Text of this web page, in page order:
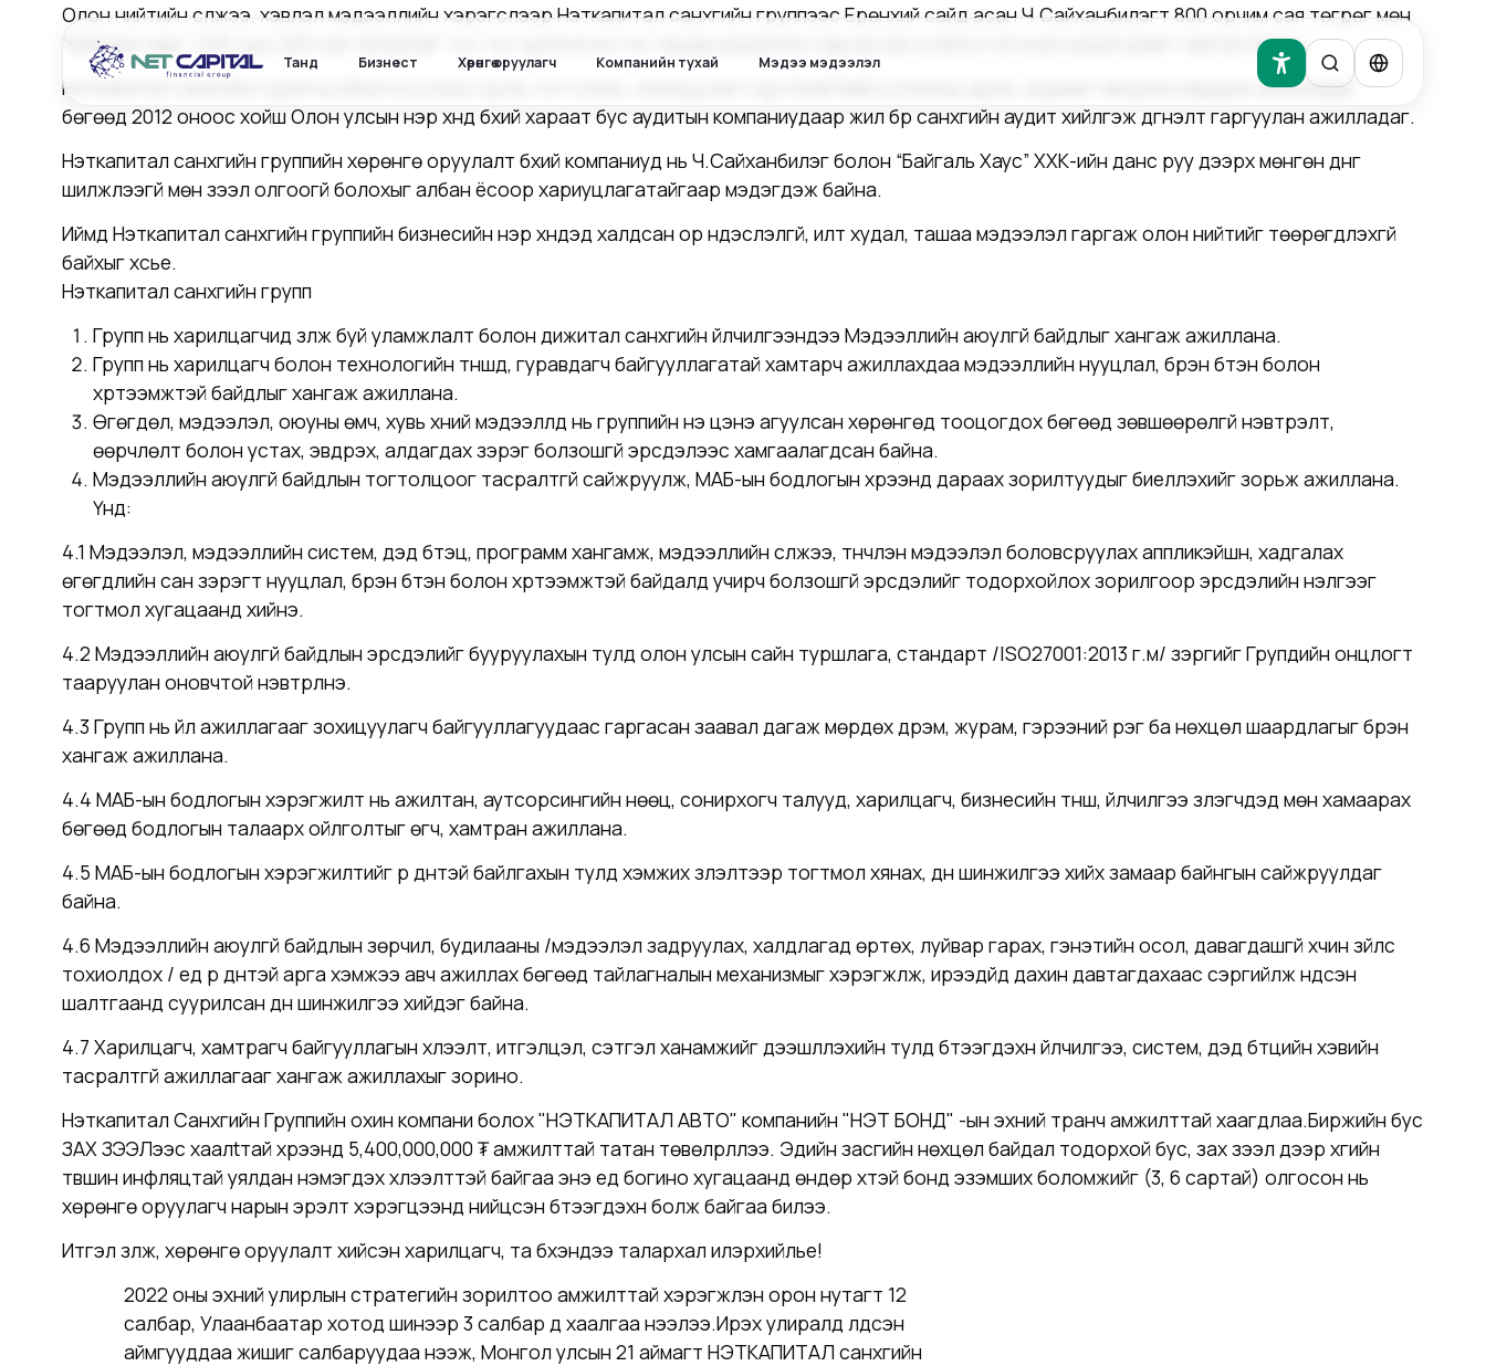
Танд Бизнест Хөрөнгө оруулагч Компанийн тухай Мэдээ мэдээлэл
Олон нийтийн сүлжээ, хэвлэл мэдээллийн хэрэгслээр Нэткапитал санхүүгийн группээс Ерөнхий сайд асан Ч.Сайханбилэгт 800 орчим сая төгрөг мөн
“Байгаль хаус” ХХК-руу 220 сая төгрөгийг тус тус шилжүүлсэн гэх ташаа мэдээлэл гарсантай холбоотой энэхүү мэдэгдлийг гаргаж байна.
Нэткапитал санхүүгийн групп нь Монгол улсын хууль тогтоомж, зохицуулагч эрх бүхий байгууллагын дүрэм, журмыг чандлан мөрдөж ажилладаг
бөгөөд 2012 оноос хойш Олон улсын нэр хүнд бүхий хараат бус аудитын компаниудаар жил бүр санхүүгийн аудит хийлгэж дүгнэлт гаргуулан ажилладаг.
Нэткапитал санхүүгийн группийн хөрөнгө оруулалт бүхий компаниуд нь Ч.Сайханбилэг болон “Байгаль Хаус” ХХК-ийн данс руу дээрх мөнгөн дүнг
шилжүүлээгүй мөн зээл олгоогүй болохыг албан ёсоор хариуцлагатайгаар мэдэгдэж байна.
Иймд Нэткапитал санхүүгийн группийн бизнесийн нэр хүндэд халдсан ор үндэслэлгүй, илт худал, ташаа мэдээлэл гаргаж олон нийтийг төөрөгдүүлэхгүй
байхыг хүсье.
Нэткапитал санхүүгийн групп
Групп нь харилцагчид үзүүлж буй уламжлалт болон дижитал санхүүгийн үйлчилгээндээ Мэдээллийн аюулгүй байдлыг хангаж ажиллана.
Групп нь харилцагч болон технологийн түншүүд, гуравдагч байгууллагатай хамтарч ажиллахдаа мэдээллийн нууцлал, бүрэн бүтэн болон
хүртээмжтэй байдлыг хангаж ажиллана.
Өгөгдөл, мэдээлэл, оюуны өмч, хувь хүний мэдээллүүд нь группийн үнэ цэнэ агуулсан хөрөнгөд тооцогдох бөгөөд зөвшөөрөлгүй нэвтрэлт,
өөрчлөлт болон устах, эвдрэх, алдагдах зэрэг болзошгүй эрсдэлээс хамгаалагдсан байна.
Мэдээллийн аюулгүй байдлын тогтолцоог тасралтгүй сайжруулж, МАБ-ын бодлогын хүрээнд дараах зорилтуудыг биелүүлэхийг зорьж ажиллана.
Үүнд:
4.1 Мэдээлэл, мэдээллийн систем, дэд бүтэц, программ хангамж, мэдээллийн сүлжээ, түүнчлэн мэдээлэл боловсруулах аппликэйшн, хадгалах
өгөгдлийн сан зэрэгт нууцлал, бүрэн бүтэн болон хүртээмжтэй байдалд учирч болзошгүй эрсдэлийг тодорхойлох зорилгоор эрсдэлийн үнэлгээг
тогтмол хугацаанд хийнэ.
4.2 Мэдээллийн аюулгүй байдлын эрсдэлийг бууруулахын тулд олон улсын сайн туршлага, стандарт /ISO27001:2013 г.м/ зэргийг Групдийн онцлогт
тааруулан оновчтой нэвтрүүлнэ.
4.3 Групп нь үйл ажиллагааг зохицуулагч байгууллагуудаас гаргасан заавал дагаж мөрдөх дүрэм, журам, гэрээний үүрэг ба нөхцөл шаардлагыг бүрэн
хангаж ажиллана.
4.4 МАБ-ын бодлогын хэрэгжилт нь ажилтан, аутсорсингийн нөөц, сонирхогч талууд, харилцагч, бизнесийн түнш, үйлчилгээ үзүүлэгчдэд мөн хамаарах
бөгөөд бодлогын талаарх ойлголтыг өгч, хамтран ажиллана.
4.5 МАБ-ын бодлогын хэрэгжилтийг үр дүнтэй байлгахын тулд хэмжих үзүүлэлтээр тогтмол хянах, дүн шинжилгээ хийх замаар байнгын сайжруулдаг
байна.
4.6 Мэдээллийн аюулгүй байдлын зөрчил, будилааны /мэдээлэл задруулах, халдлагад өртөх, луйвар гарах, гэнэтийн осол, давагдашгүй хүчин зүйлс
тохиолдох / үед үр дүнтэй арга хэмжээ авч ажиллах бөгөөд тайлагналын механизмыг хэрэгжүүлж, ирээдүйд дахин давтагдахаас сэргийлж үндсэн
шалтгаанд суурилсан дүн шинжилгээ хийдэг байна.
4.7 Харилцагч, хамтрагч байгууллагын хүлээлт, итгэлцэл, сэтгэл ханамжийг дээшлүүлэхийн тулд бүтээгдэхүүн үйлчилгээ, систем, дэд бүтцийн хэвийн
тасралтгүй ажиллагааг хангаж ажиллахыг зорино.
Нэткапитал Санхүүгийн Группийн охин компани болох "НЭТКАПИТАЛ АВТО" компанийн "НЭТ БОНД" -ын эхний транч амжилттай хаагдлаа.Биржийн бус
ЗАХ ЗЭЭЛээс хаалtтай хүрээнд 5,400,000,000 ₮ амжилттай татан төвөлрүүллээ. Эдийн засгийн нөхцөл байдал тодорхой бус, зах зээл дээр хүүгийн
түвшин инфляцтай уялдан нэмэгдэх хүлээлттэй байгаа энэ үед богино хугацаанд өндөр хүүтэй бонд эзэмших боломжийг (3, 6 сартай) олгосон нь
хөрөнгө оруулагч нарын эрэлт хэрэгцээнд нийцсэн бүтээгдэхүүн болж байгаа билээ.
Итгэл үзүүлж, хөрөнгө оруулалт хийсэн харилцагч, та бүхэндээ талархал илэрхийлье!
2022 оны эхний улирлын стратегийн зорилтоо амжилттай хэрэгжүүлэн орон нутагт 12
салбар, Улаанбаатар хотод шинээр 3 салбар үүд хаалгаа нээлээ.Ирэх улиралд үлдсэн
аймгууддаа жишиг салбаруудаа нээж, Монгол улсын 21 аймагт НЭТКАПИТАЛ санхүүгийн